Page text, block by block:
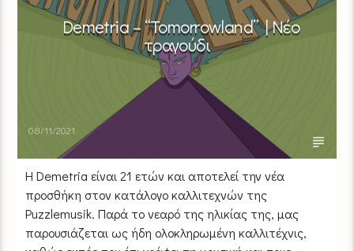
Demetria – “Tomorrowland” | Νέο
τραγούδι
08/11/2021
Η Demetria είναι 21 ετών και αποτελεί την νέα
προσθήκη στον κατάλογο καλλιτεχνών της
Puzzlemusik. Παρά το νεαρό της ηλικίας της, μας
παρουσιάζεται ως ήδη ολοκληρωμένη καλλιτέχνις,